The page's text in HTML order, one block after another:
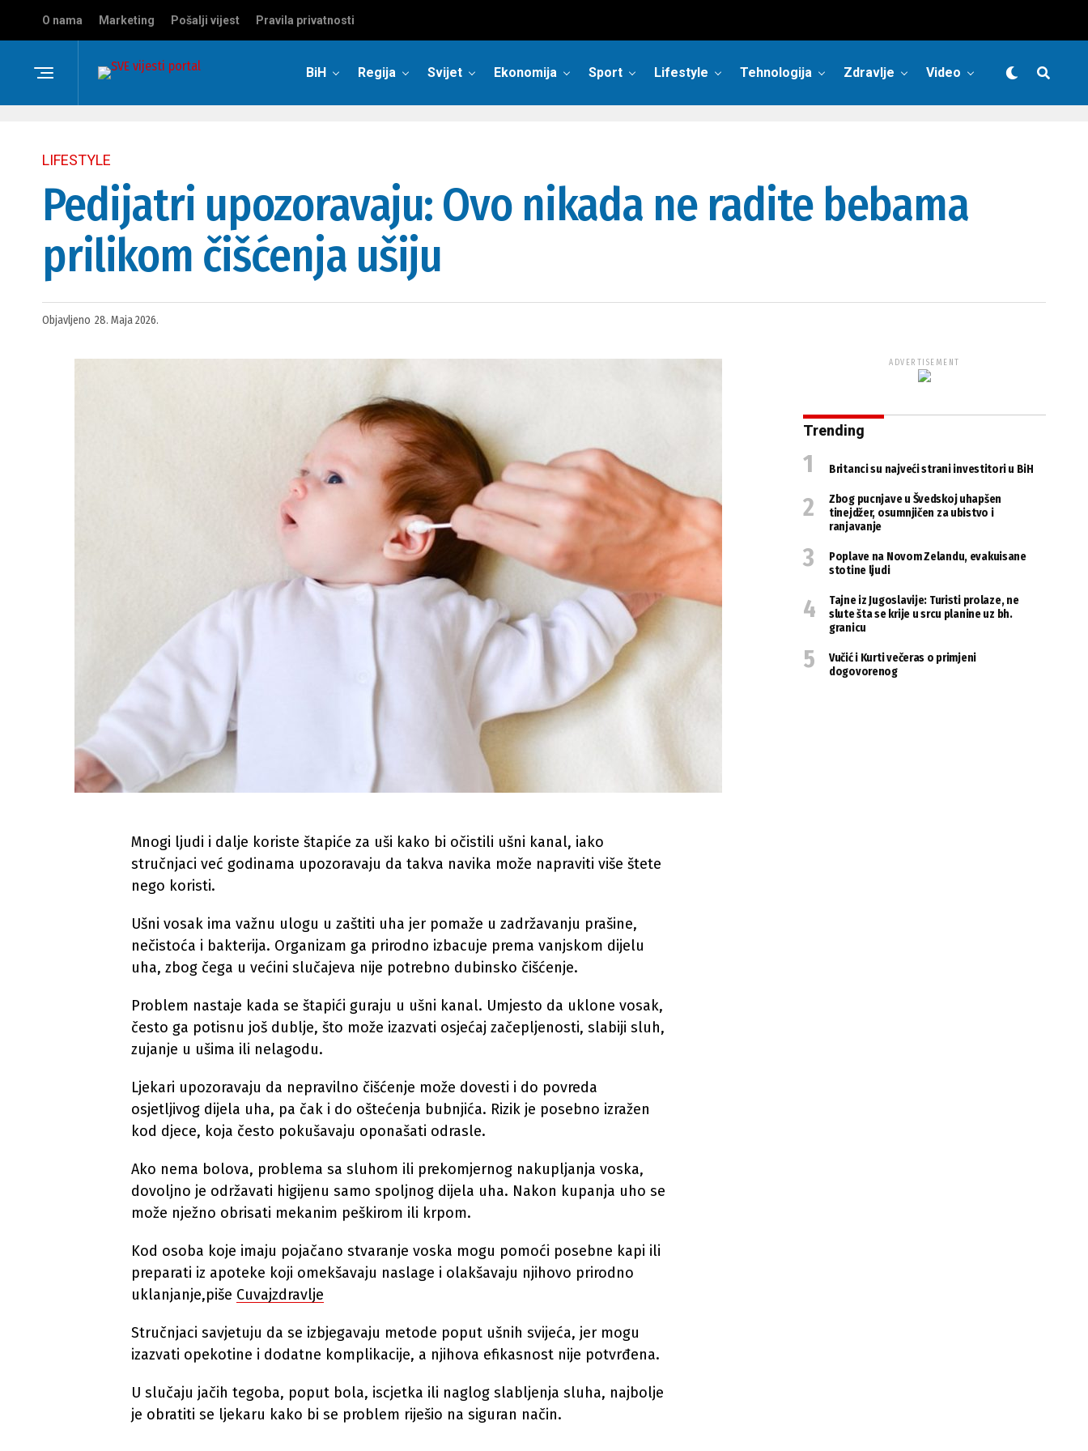
O nama Marketing Pošalji vijest Pravila privatnosti
BiH Regija Svijet Ekonomija Sport Lifestyle Tehnologija Zdravlje Video
LIFESTYLE
Pedijatri upozoravaju: Ovo nikada ne radite bebama
prilikom čišćenja ušiju
Objavljeno 28. Maja 2026.
Mnogi ljudi i dalje koriste štapiće za uši kako bi očistili ušni kanal, iako
stručnjaci već godinama upozoravaju da takva navika može napraviti više štete
nego koristi.
Ušni vosak ima važnu ulogu u zaštiti uha jer pomaže u zadržavanju prašine,
nečistoća i bakterija. Organizam ga prirodno izbacuje prema vanjskom dijelu
uha, zbog čega u većini slučajeva nije potrebno dubinsko čišćenje.
Problem nastaje kada se štapići guraju u ušni kanal. Umjesto da uklone vosak,
često ga potisnu još dublje, što može izazvati osjećaj začepljenosti, slabiji sluh,
zujanje u ušima ili nelagodu.
Ljekari upozoravaju da nepravilno čišćenje može dovesti i do povreda
osjetljivog dijela uha, pa čak i do oštećenja bubnjića. Rizik je posebno izražen
kod djece, koja često pokušavaju oponašati odrasle.
Ako nema bolova, problema sa sluhom ili prekomjernog nakupljanja voska,
dovoljno je održavati higijenu samo spoljnog dijela uha. Nakon kupanja uho se
može nježno obrisati mekanim peškirom ili krpom.
Kod osoba koje imaju pojačano stvaranje voska mogu pomoći posebne kapi ili
preparati iz apoteke koji omekšavaju naslage i olakšavaju njihovo prirodno
uklanjanje,piše Cuvajzdravlje
Stručnjaci savjetuju da se izbjegavaju metode poput ušnih svijeća, jer mogu
izazvati opekotine i dodatne komplikacije, a njihova efikasnost nije potvrđena.
U slučaju jačih tegoba, poput bola, iscjetka ili naglog slabljenja sluha, najbolje
je obratiti se ljekaru kako bi se problem riješio na siguran način.
ADVERTISEMENT
Trending
Britanci su najveći strani investitori u BiH
Zbog pucnjave u Švedskoj uhapšen
tinejdžer, osumnjičen za ubistvo i
ranjavanje
Poplave na Novom Zelandu, evakuisane
stotine ljudi
Tajne iz Jugoslavije: Turisti prolaze, ne
slute šta se krije u srcu planine uz bh.
granicu
Vučić i Kurti večeras o primjeni
dogovorenog